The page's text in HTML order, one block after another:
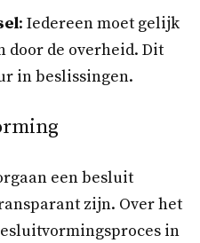
: Iedereen moet gelijk
door de overheid. Dit
in beslissingen.
een besluit
zijn. Over het
in